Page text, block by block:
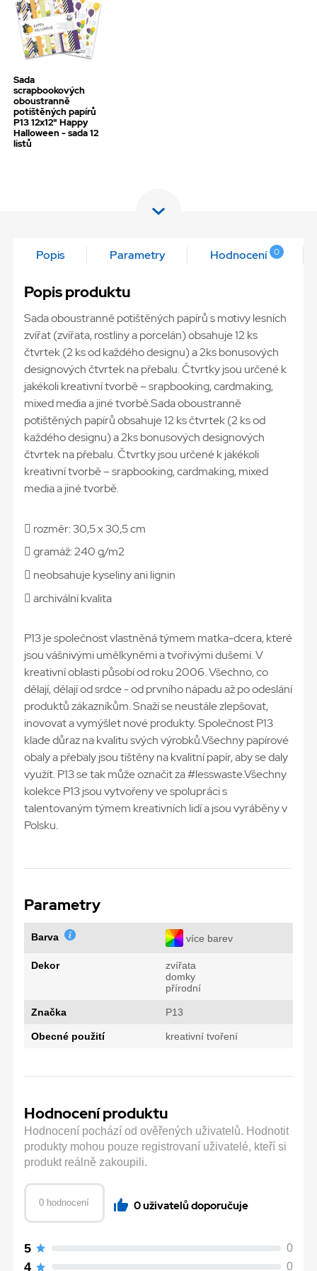
Sada
scrapbookových
oboustranně
potištěných papírů
P13 12x12" Happy
Halloween - sada 12
listů
Popis Parametry Hodnocení 0
Popis produktu
Sada oboustranně potištěných papírů s motivy lesních
zvířat (zvířata, rostliny a porcelán) obsahuje 12 ks
čtvrtek (2 ks od každého designu) a 2ks bonusových
designových čtvrtek na přebalu. Čtvrtky jsou určené k
jakékoli kreativní tvorbě – srapbooking, cardmaking,
mixed media a jiné tvorbě.Sada oboustranně
potištěných papírů obsahuje 12 ks čtvrtek (2 ks od
každého designu) a 2ks bonusových designových
čtvrtek na přebalu. Čtvrtky jsou určené k jakékoli
kreativní tvorbě – srapbooking, cardmaking, mixed
media a jiné tvorbě.
 rozměr: 30,5 x 30,5 cm
 gramáž: 240 g/m2
 neobsahuje kyseliny ani lignin
 archivální kvalita
P13 je společnost vlastněná týmem matka-dcera, které
jsou vášnivými umělkyněmi a tvořivými dušemi. V
kreativní oblasti působí od roku 2006. Všechno, co
dělají, dělají od srdce - od prvního nápadu až po odeslání
produktů zákazníkům. Snaží se neustále zlepšovat,
inovovat a vymýšlet nové produkty. Společnost P13
klade důraz na kvalitu svých výrobků.Všechny papírové
obaly a přebaly jsou tištěny na kvalitní papír, aby se daly
využít. P13 se tak může označit za #lesswaste.Všechny
kolekce P13 jsou vytvořeny ve spolupráci s
talentovaným týmem kreativních lidí a jsou vyráběny v
Polsku.
Parametry
Barva více barev
Dekor
zvířata
domky
přírodní
Značka P13
Obecné použití kreativní tvoření
Hodnocení produktu
Hodnocení pochází od ověřených uživatelů. Hodnotit
produkty mohou pouze registrovaní uživatelé, kteří si
produkt reálně zakoupili.
0 hodnocení 0 uživatelů doporučuje
5 0
4 0